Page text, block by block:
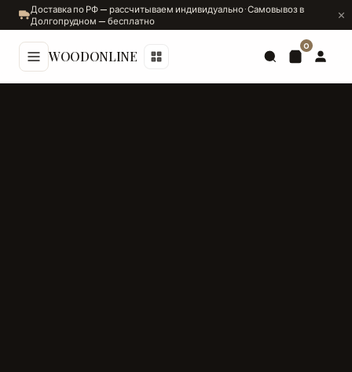
Доставка по РФ — рассчитываем индивидуально · Самовывоз в
Долгопрудном — бесплатно
WOODONLINE
0